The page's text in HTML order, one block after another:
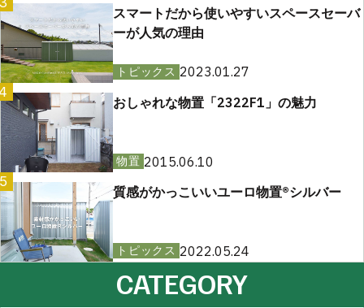
スマートだから使いやすいスペースセーバ
ーが人気の理由
トピックス 2023.01.27
おしゃれな物置「2322F1」の魅力
物置 2015.06.10
質感がかっこいいユーロ物置®︎シルバー
トピックス 2022.05.24
CATEGORY